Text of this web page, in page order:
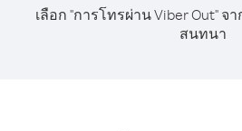
เลือก "การโทรผ่าน Viber Out" จ
สนทนา